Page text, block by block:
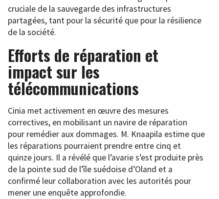
cruciale de la sauvegarde des infrastructures
partagées, tant pour la sécurité que pour la résilience
de la société.
Efforts de réparation et
impact sur les
télécommunications
Cinia met activement en œuvre des mesures
correctives, en mobilisant un navire de réparation
pour remédier aux dommages. M. Knaapila estime que
les réparations pourraient prendre entre cinq et
quinze jours. Il a révélé que l’avarie s’est produite près
de la pointe sud de l’île suédoise d’Oland et a
confirmé leur collaboration avec les autorités pour
mener une enquête approfondie.